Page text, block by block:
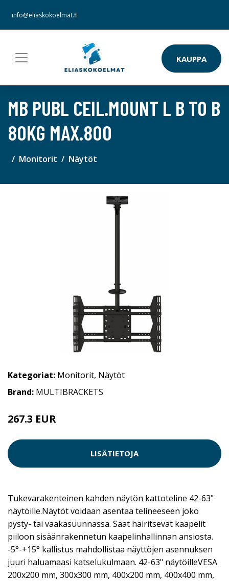
info@eliaskokoelmat.fi
KAUPPA
MB PUBL CEIL.MOUNT L B TO B
80KG MAX.800
Monitorit Näytöt
Kategoriat: Monitorit, Näytöt
Brand: MULTIBRACKETS
267.3 EUR
LISÄTIETOJA
Tukevarakenteinen kahden näytön kattoteline 42-63"
näytöille.Näytöt voidaan asentaa telineeseen joko
pysty- tai vaakasuunnassa. Saat häiritsevät kaapelit
piiloon sisäänrakennetun kaapelinhallinnan ansiosta.
-5°-+15° kallistus mahdollistaa näyttöjen asennuksen
juuri haluamaasi katselukulmaan. 42-63" näytöilleVESA
200x200 mm, 300x300 mm, 400x200 mm, 400x400 mm,